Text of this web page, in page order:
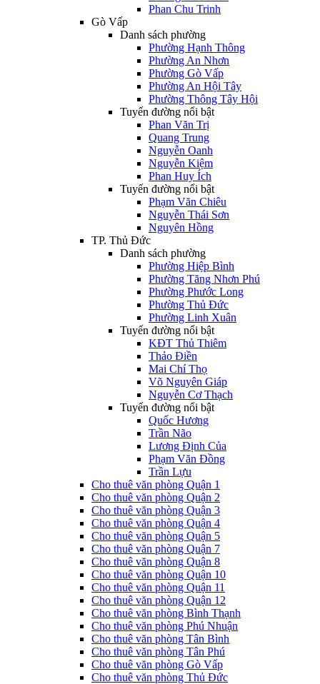
Phan Chu Trinh
Gò Vấp
Danh sách phường
Phường Hạnh Thông
Phường An Nhơn
Phường Gò Vấp
Phường An Hội Tây
Phường Thông Tây Hội
Tuyến đường nổi bật
Phan Văn Trị
Quang Trung
Nguyễn Oanh
Nguyễn Kiệm
Phan Huy Ích
Tuyến đường nổi bật
Phạm Văn Chiêu
Nguyễn Thái Sơn
Nguyên Hồng
TP. Thủ Đức
Danh sách phường
Phường Hiệp Bình
Phường Tăng Nhơn Phú
Phường Phước Long
Phường Thủ Đức
Phường Linh Xuân
Tuyến đường nổi bật
KĐT Thủ Thiêm
Thảo Điền
Mai Chí Thọ
Võ Nguyên Giáp
Nguyễn Cơ Thạch
Tuyến đường nổi bật
Quốc Hương
Trần Não
Lương Định Của
Phạm Văn Đồng
Trần Lựu
Cho thuê văn phòng Quận 1
Cho thuê văn phòng Quận 2
Cho thuê văn phòng Quận 3
Cho thuê văn phòng Quận 4
Cho thuê văn phòng Quận 5
Cho thuê văn phòng Quận 7
Cho thuê văn phòng Quận 8
Cho thuê văn phòng Quận 10
Cho thuê văn phòng Quận 11
Cho thuê văn phòng Quận 12
Cho thuê văn phòng Bình Thạnh
Cho thuê văn phòng Phú Nhuận
Cho thuê văn phòng Tân Bình
Cho thuê văn phòng Tân Phú
Cho thuê văn phòng Gò Vấp
Cho thuê văn phòng Thủ Đức